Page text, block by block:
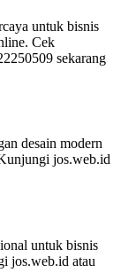
untuk bisnis
Cek
sekarang
desain modern
jos.web.id
untuk bisnis
jos.web.id atau